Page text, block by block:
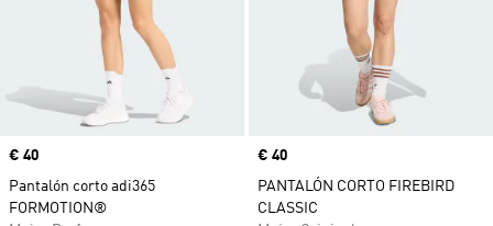
Precio
€ 40
Pantalón corto adi365
FORMOTION®
Precio
€ 40
PANTALÓN CORTO FIREBIRD
CLASSIC